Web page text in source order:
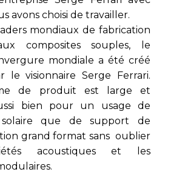
avons choisi de travailler.
mondiaux de fabrication
composites souples, le
mondiale a été créé
le visionnaire Serge Ferrari.
de produit est large et
bien pour un usage de
que de support de
grand format sans oublier
acoustiques et les